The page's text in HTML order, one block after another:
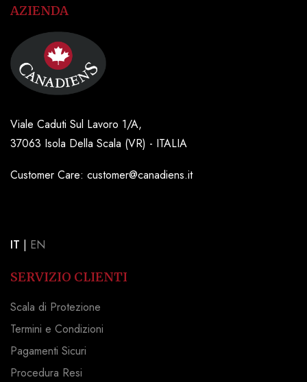
AZIENDA
Viale Caduti Sul Lavoro 1/A,
37063 Isola Della Scala (VR) - ITALIA
Customer Care: customer@canadiens.it
IT | EN
SERVIZIO CLIENTI
Scala di Protezione
Termini e Condizioni
Pagamenti Sicuri
Procedura Resi